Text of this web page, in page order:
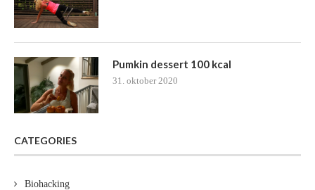
Pumkin dessert 100 kcal
31. oktober 2020
CATEGORIES
Biohacking